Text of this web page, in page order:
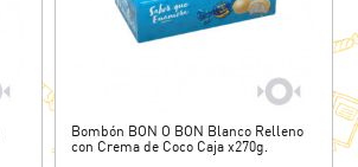
Bombón BON O BON Blanco Relleno
con Crema de Coco Caja x270g.